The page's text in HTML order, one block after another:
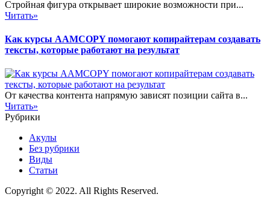
Стройная фигура открывает широкие возможности при...
Читать»
Как курсы AAMCOPY помогают копирайтерам создавать
тексты, которые работают на результат
От качества контента напрямую зависят позиции сайта в...
Читать»
Рубрики
Акулы
Без рубрики
Виды
Статьи
Copyright © 2022. All Rights Reserved.